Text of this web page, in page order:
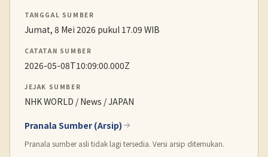
TANGGAL SUMBER
Jumat, 8 Mei 2026 pukul 17.09 WIB
CATATAN SUMBER
2026-05-08T10:09:00.000Z
JEJAK SUMBER
NHK WORLD / News / JAPAN
Pranala Sumber (Arsip)
Pranala sumber asli tidak lagi tersedia. Versi arsip ditemukan.